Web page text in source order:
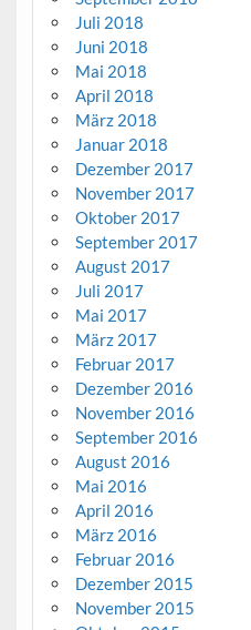
Juli 2018
Juni 2018
Mai 2018
April 2018
März 2018
Januar 2018
Dezember 2017
November 2017
Oktober 2017
September 2017
August 2017
Juli 2017
Mai 2017
März 2017
Februar 2017
Dezember 2016
November 2016
September 2016
August 2016
Mai 2016
April 2016
März 2016
Februar 2016
Dezember 2015
November 2015